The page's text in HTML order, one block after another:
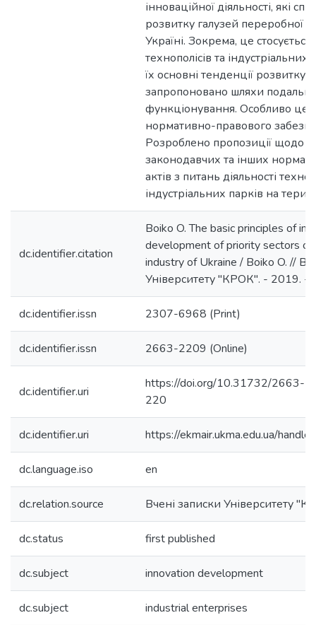
інноваційної діяльності, які
розвитку галузей переробної
Україні. Зокрема, це
технополісів та
їх основні тенденції розвитку,
запропоновано шляхи
функціонування. Особливо це
нормативно-правового
Розроблено пропозиції щодо
законодавчих та інших
актів з питань діяльності
індустріальних парків на
dc.identifier.citation
Boiko O. The basic principles of
development of priority sectors of
industry of Ukraine / Boiko O. //
Університету "КРОК". - 2019.
dc.identifier.issn 2307-6968 (Print)
dc.identifier.issn 2663-2209 (Online)
dc.identifier.uri
https://doi.org/10.31732/2663-
220
dc.identifier.uri https://ekmair.ukma.edu.ua/
dc.language.iso en
dc.relation.source Вчені записки Університету
dc.status first published
dc.subject innovation development
dc.subject industrial enterprises